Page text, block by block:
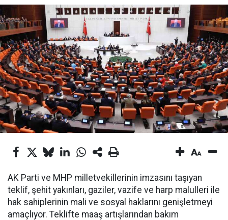
AK Parti ve MHP milletvekillerinin imzasını taşıyan
teklif, şehit yakınları, gaziler, vazife ve harp malulleri ile
hak sahiplerinin mali ve sosyal haklarını genişletmeyi
amaçlıyor. Teklifte maaş artışlarından bakım